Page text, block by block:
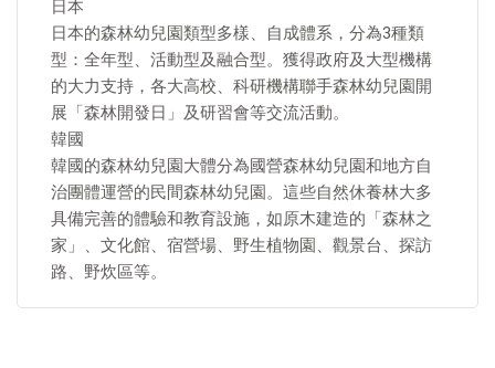
日本
日本的森林幼兒園類型多樣、自成體系，分為3種類
型：全年型、活動型及融合型。獲得政府及大型機構
的大力支持，各大高校、科研機構聯手森林幼兒園開
展「森林開發日」及研習會等交流活動。
韓國
韓國的森林幼兒園大體分為國營森林幼兒園和地方自
治團體運營的民間森林幼兒園。這些自然休養林大多
具備完善的體驗和教育設施，如原木建造的「森林之
家」、文化館、宿營場、野生植物園、觀景台、探訪
路、野炊區等。